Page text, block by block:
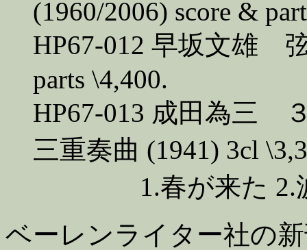
(1960/2006) score &
HP67-012 早坂文雄
parts \4,400.
HP67-013 成田為三
三重奏曲 (1941) 3cl
1.春が来た 2.波
ベーレンライター社の